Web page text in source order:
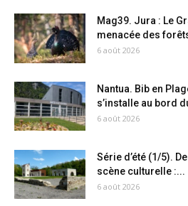
Mag39. Jura : Le
menacée des
6 août 2026
Nantua. Bib en
s’installe au bord
6 août 2026
Série d’été (1/5).
scène culturelle :...
6 août 2026